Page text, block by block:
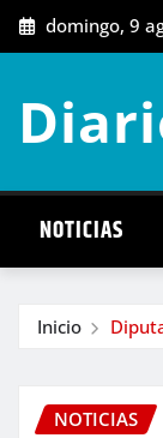
Saltar
al
domingo, 9
NOTICIAS
Inicio
NOTICIAS